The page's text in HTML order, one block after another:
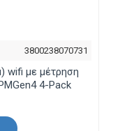
3800238070731
wifi με μέτρηση
4-Pack